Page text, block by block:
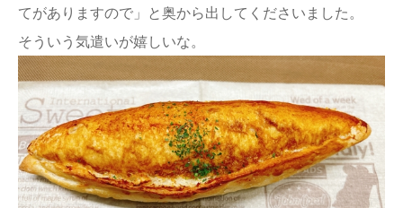
てがありますので」と奥から出してくださいました。
そういう気遣いが嬉しいな。